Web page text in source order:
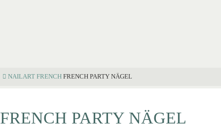
NAILART FRENCH FRENCH PARTY NÄGEL
FRENCH PARTY NÄGEL